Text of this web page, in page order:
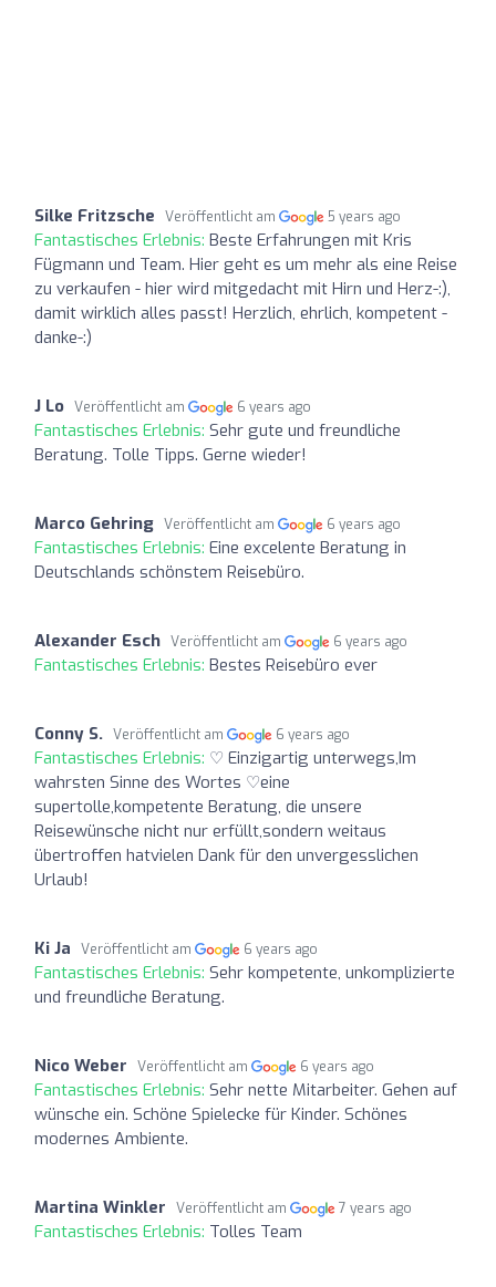
Silke Fritzsche Veröffentlicht am 5 years ago
Fantastisches Erlebnis: Beste Erfahrungen mit Kris
Fügmann und Team. Hier geht es um mehr als eine Reise
zu verkaufen - hier wird mitgedacht mit Hirn und Herz-:),
damit wirklich alles passt! Herzlich, ehrlich, kompetent -
danke-:)
J Lo Veröffentlicht am 6 years ago
Fantastisches Erlebnis: Sehr gute und freundliche
Beratung. Tolle Tipps. Gerne wieder!
Marco Gehring Veröffentlicht am 6 years ago
Fantastisches Erlebnis: Eine excelente Beratung in
Deutschlands schönstem Reisebüro.
Alexander Esch Veröffentlicht am 6 years ago
Fantastisches Erlebnis: Bestes Reisebüro ever
Conny S. Veröffentlicht am 6 years ago
Fantastisches Erlebnis: ♡ Einzigartig unterwegs,Im
wahrsten Sinne des Wortes ♡eine
supertolle,kompetente Beratung, die unsere
Reisewünsche nicht nur erfüllt,sondern weitaus
übertroffen hatvielen Dank für den unvergesslichen
Urlaub!
Ki Ja Veröffentlicht am 6 years ago
Fantastisches Erlebnis: Sehr kompetente, unkomplizierte
und freundliche Beratung.
Nico Weber Veröffentlicht am 6 years ago
Fantastisches Erlebnis: Sehr nette Mitarbeiter. Gehen auf
wünsche ein. Schöne Spielecke für Kinder. Schönes
modernes Ambiente.
Martina Winkler Veröffentlicht am 7 years ago
Fantastisches Erlebnis: Tolles Team